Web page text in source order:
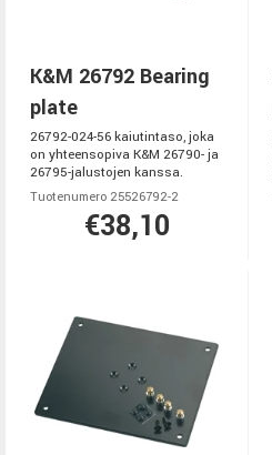
K&M 26792 Bearing
plate
26792-024-56 kaiutintaso, joka
on yhteensopiva K&M 26790- ja
26795-jalustojen kanssa.
Tuotenumero 25526792-2
€38,10